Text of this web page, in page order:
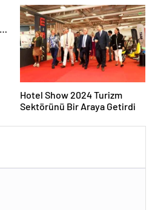
Hotel Show 2024 Turizm
Sektörünü Bir Araya Getirdi